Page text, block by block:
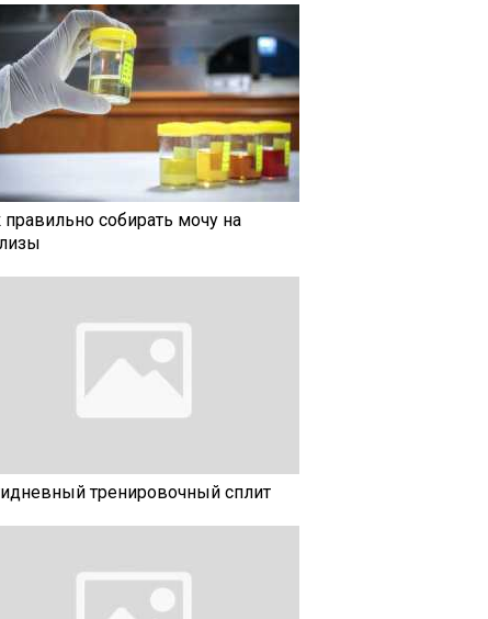
правильно собирать мочу на
тренировочный сплит